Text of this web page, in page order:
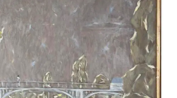
BIOGRAPHIE
DES OEUVRES
1 : LES PEINTURES
2 : LES GOUACHES
DE COULEUR ET FUSAINS